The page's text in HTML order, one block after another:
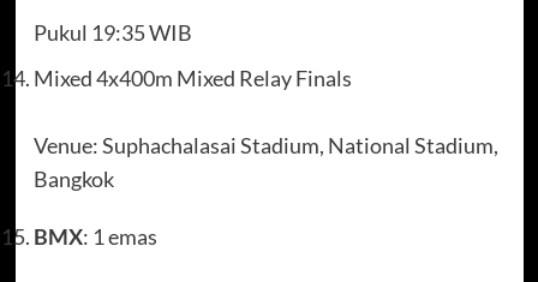
Pukul 19:35 WIB
Mixed 4x400m Mixed Relay Finals
Venue: Suphachalasai Stadium, National Stadium,
Bangkok
BMX: 1 emas